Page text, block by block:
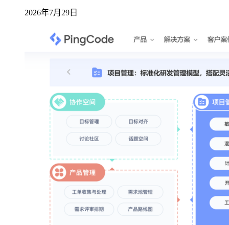
2026年7月29日